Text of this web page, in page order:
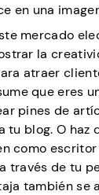
en una
mercado
la
atraer
que eres
pines de
tu blog. O haz
como
través de tu
también se